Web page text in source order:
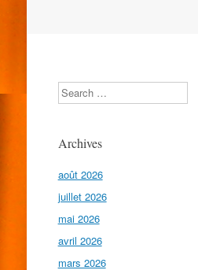
Search
Archives
août 2026
juillet 2026
mai 2026
avril 2026
mars 2026